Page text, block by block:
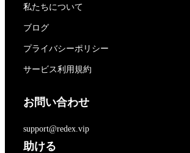
私たちについて
ブログ
プライバシーポリシー
サービス利用規約
お問い合わせ
support@redex.vip
助ける